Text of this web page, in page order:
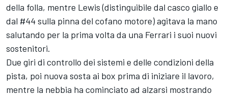
della folla, mentre Lewis (distinguibile dal casco giallo e
dal #44 sulla pinna del cofano motore) agitava la mano
salutando per la prima volta da una Ferrari i suoi nuovi
sostenitori.
Due giri di controllo dei sistemi e delle condizioni della
pista, poi nuova sosta ai box prima di iniziare il lavoro,
mentre la nebbia ha cominciato ad alzarsi mostrando